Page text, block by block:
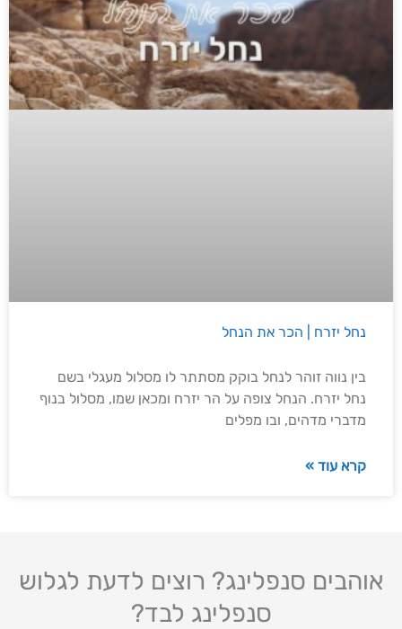
נחל יזרח | הכר את הנחל
בין נווה זוהר לנחל בוקק מסתתר לו מסלול מעגלי בשם
נחל יזרח. הנחל צופה על הר יזרח ומכאן שמו, מסלול בנוף
מדברי מדהים, ובו מפלים
קרא עוד »
אוהבים סנפלינג? רוצים לדעת לגלוש
סנפלינג לבד?